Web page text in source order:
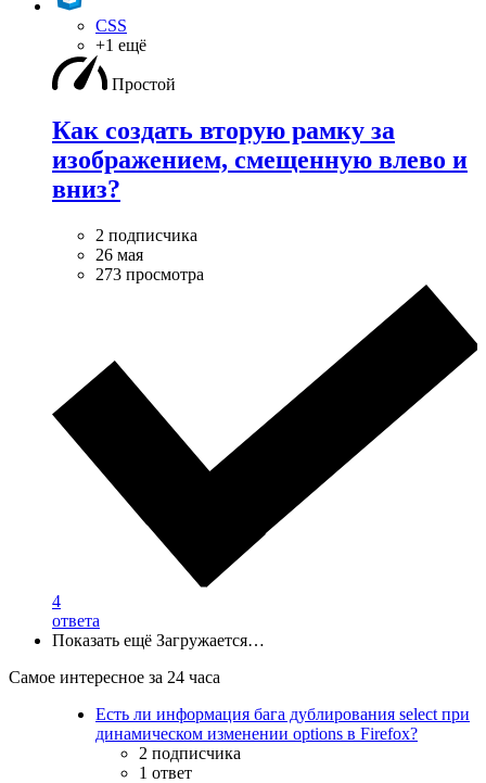
CSS
+1 ещё
Простой
Как создать вторую рамку за
изображением, смещенную влево и
вниз?
2 подписчика
26 мая
273 просмотра
4
ответа
Показать ещё Загружается…
Самое интересное за 24 часа
Есть ли информация бага дублирования select при
динамическом изменении options в Firefox?
2 подписчика
1 ответ